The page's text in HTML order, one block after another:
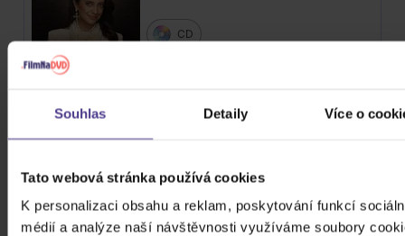
Souhlas Detaily Více o
Tato webová stránka používá cookies
K personalizaci obsahu a reklam, poskytování funkcí
médií a analýze naší návštěvnosti využíváme soubory
CD
Gott Karel: Snění o Vánocích
Skladem 399 Kč